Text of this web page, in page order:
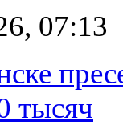
07:13
тысяч